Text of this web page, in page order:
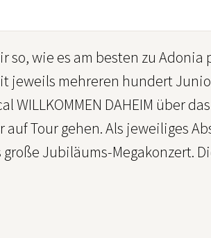
wie es am besten zu Adonia
jeweils mehreren hundert
WILLKOMMEN DAHEIM über
Tour gehen. Als jeweiliges
Jubiläums-Megakonzert.